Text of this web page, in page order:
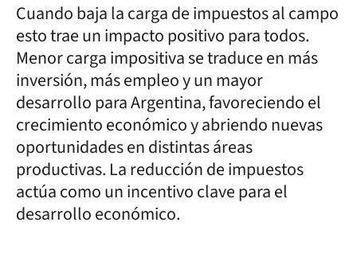
Cuando baja la carga de impuestos al campo
esto trae un impacto positivo para todos.
Menor carga impositiva se traduce en más
inversión, más empleo y un mayor
desarrollo para Argentina, favoreciendo el
crecimiento económico y abriendo nuevas
oportunidades en distintas áreas
productivas. La reducción de impuestos
actúa como un incentivo clave para el
desarrollo económico.